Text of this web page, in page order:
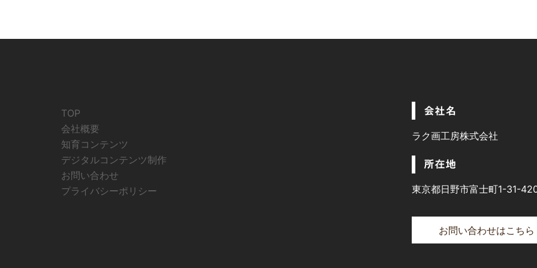
TOP
会社概要
知育コンテンツ
デジタルコンテンツ制作
お問い合わせ
プライバシーポリシー
会社名
ラク画工房株式会社
所在地
東京都日野市富士町1-31-
お問い合わせはこちら